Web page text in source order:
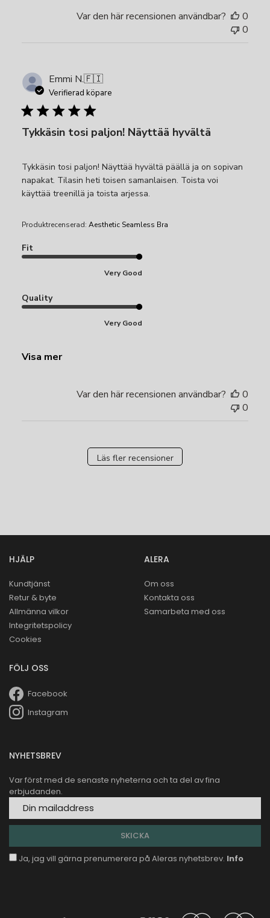
Var den här recensionen användbar?
0
0
Emmi N.🇫🇮
Verifierad köpare
Tykkäsin tosi paljon! Näyttää hyvältä
Tykkäsin tosi paljon! Näyttää hyvältä päällä ja on sopivan
napakat. Tilasin heti toisen samanlaisen. Toista voi
käyttää treenillä ja toista arjessa.
Produktrecenserad: Aesthetic Seamless Bra
Fit
Very Good
Quality
Very Good
Visa mer
Var den här recensionen användbar?
0
0
Läs fler recensioner
HJÄLP
Kundtjänst
Retur & byte
Allmänna vilkor
Integritetspolicy
Cookies
ALERA
Om oss
Kontakta oss
Samarbeta med oss
FÖLJ OSS
Facebook
Instagram
NYHETSBREV
Var först med de senaste nyheterna och ta del av fina
erbjudanden.
Ja, jag vill gärna prenumerera på Aleras nyhetsbrev. Info